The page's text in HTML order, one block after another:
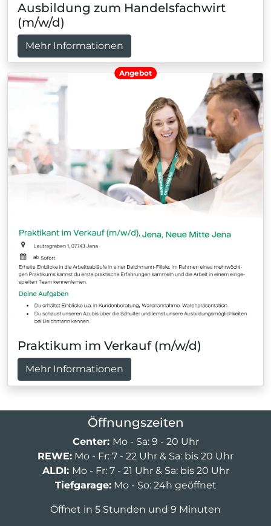
Ausbildung zum Handelsfachwirt
(m/w/d)
Mehr Informationen
Angebot
Praktikum im Verkauf (m/w/d)
Mehr Informationen
Öffnungszeiten
Center: Mo - Sa: 9 - 20 Uhr
REWE: Mo - Fr: 7 - 22 Uhr & Sa: bis 20 Uhr
ALDI: Mo - Fr: 7 - 21 Uhr & Sa: bis 20 Uhr
Tiefgarage:Mo - So: 24h geöffnet
Öffnet in 5 Stunden und 9 Minuten